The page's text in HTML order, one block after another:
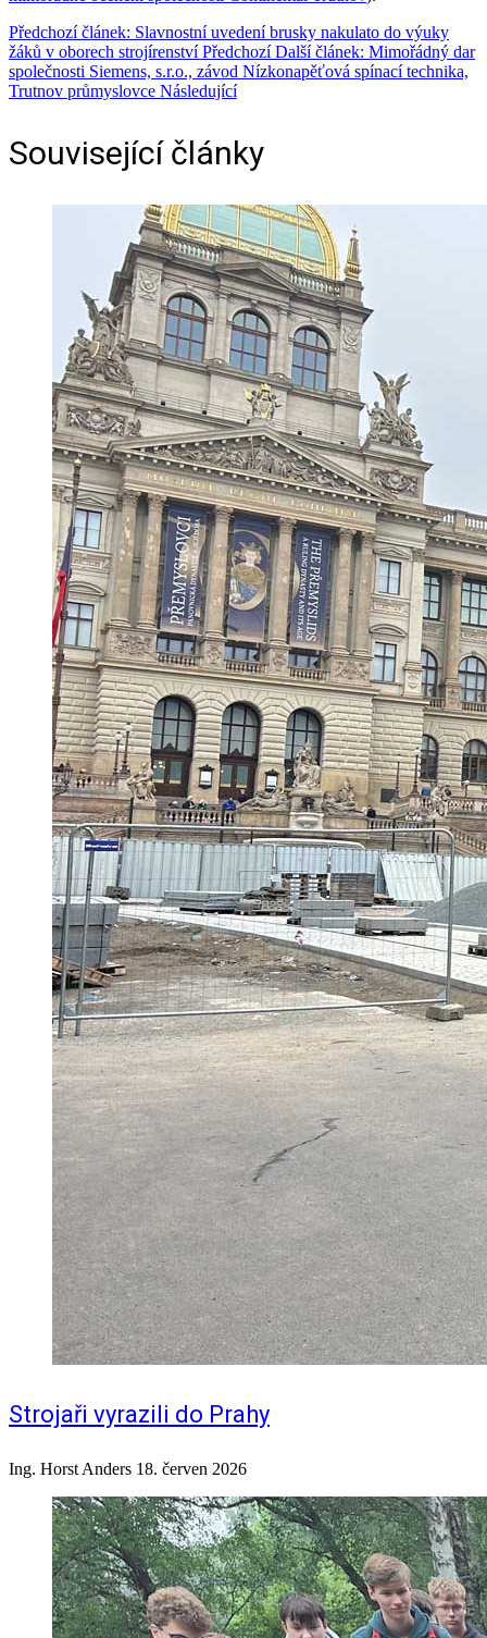
Předchozí článek: Slavnostní uvedení brusky nakulato do výuky
žáků v oborech strojírenstvíPředchozí Další článek: Mimořádný dar
společnosti Siemens, s.r.o., závod Nízkonapěťová spínací technika,
Trutnov průmyslovce Následující
Související články
Strojaři vyrazili do Prahy
Ing. Horst Anders 18. červen 2026